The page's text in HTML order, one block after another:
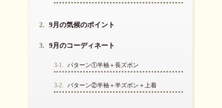
2. 9月の気候のポイント
3. 9月のコーディネート
3-1. パターン①半袖＋長ズボン
3-2. パターン②半袖＋半ズボン＋上着